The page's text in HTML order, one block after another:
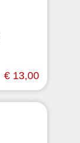
€ 13,00